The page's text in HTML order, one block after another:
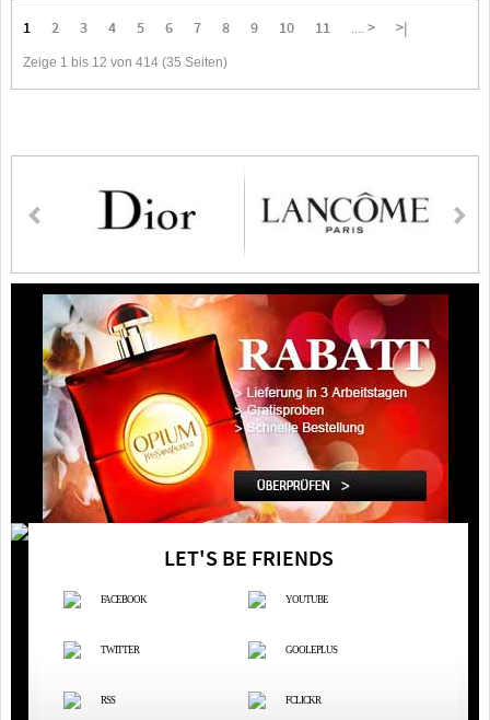
1 2 3 4 5 6 7 8 9 10 11 .... > >|
Zeige 1 bis 12 von 414 (35 Seiten)
LET'S BE FRIENDS
FACEBOOK YOUTUBE
TWITTER GOOLEPLUS
RSS FCLICKR